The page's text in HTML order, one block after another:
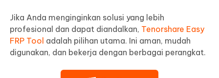
Jika Anda menginginkan solusi yang lebih
profesional dan dapat diandalkan, Tenorshare Easy
FRP Tool adalah pilihan utama. Ini aman, mudah
digunakan, dan bekerja dengan berbagai perangkat.